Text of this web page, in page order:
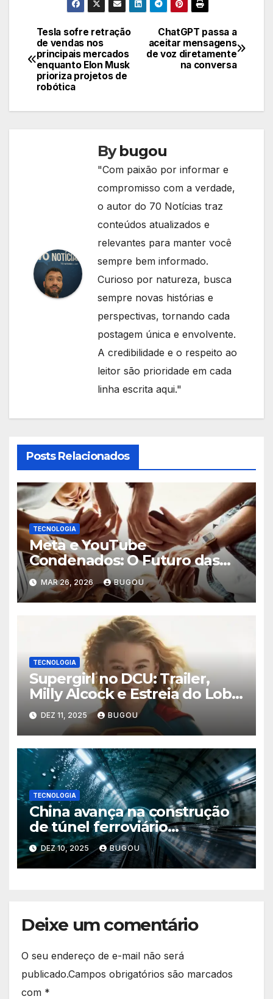
Navegação
de
Post
ChatGPT passa a
aceitar mensagens
de voz diretamente
na conversa
Tesla sofre retração
de vendas nos
principais mercados
enquanto Elon Musk
prioriza projetos de
robótica
Bybugou
"Com paixão por informar e
compromisso com a verdade,
o autor do 70 Notícias traz
conteúdos atualizados e
relevantes para manter você
sempre bem informado.
Curioso por natureza, busca
sempre novas histórias e
perspectivas, tornando cada
postagem única e envolvente.
A credibilidade e o respeito ao
leitor são prioridade em cada
linha escrita aqui."
Posts Relacionados
TECNOLOGIA
Meta e YouTube
Condenados: O Futuro das
Redes Sociais e Saúde Mental
(2026)
MAR 26, 2026 BUGOU
TECNOLOGIA
Supergirl no DCU: Trailer,
Milly Alcock e Estreia do Lobo
em Junho de 2026
DEZ 11, 2025 BUGOU
TECNOLOGIA
China avança na construção
de túnel ferroviário
subaquático de 16 km e
impressiona o setor de
engenharia
DEZ 10, 2025 BUGOU
Deixe um comentário
O seu endereço de e-mail não será
publicado.Campos obrigatórios são marcados
com *